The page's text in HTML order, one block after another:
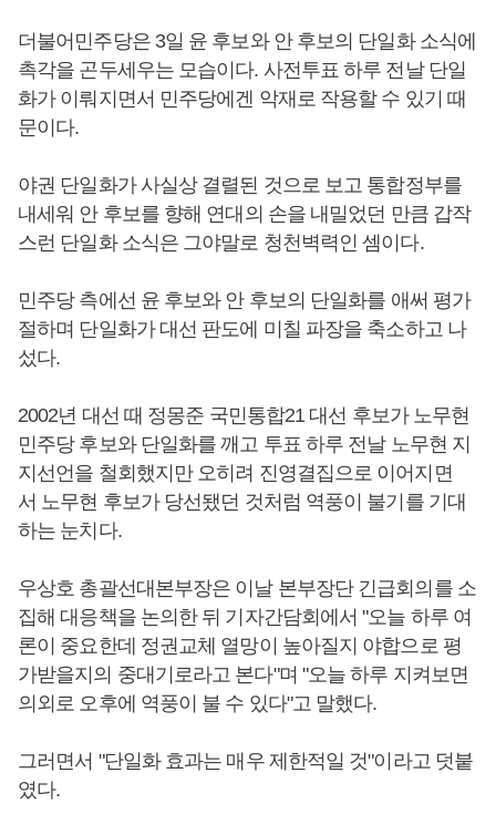
더불어민주당은 3일 윤 후보와 안 후보의 단일화 소식에
촉각을 곤두세우는 모습이다. 사전투표 하루 전날 단일
화가 이뤄지면서 민주당에겐 악재로 작용할 수 있기 때
문이다.
야권 단일화가 사실상 결렬된 것으로 보고 통합정부를
내세워 안 후보를 향해 연대의 손을 내밀었던 만큼 갑작
스런 단일화 소식은 그야말로 청천벽력인 셈이다.
민주당 측에선 윤 후보와 안 후보의 단일화를 애써 평가
절하며 단일화가 대선 판도에 미칠 파장을 축소하고 나
섰다.
2002년 대선 때 정몽준 국민통합21 대선 후보가 노무현
민주당 후보와 단일화를 깨고 투표 하루 전날 노무현 지
지선언을 철회했지만 오히려 진영결집으로 이어지면
서 노무현 후보가 당선됐던 것처럼 역풍이 불기를 기대
하는 눈치다.
우상호 총괄선대본부장은 이날 본부장단 긴급회의를 소
집해 대응책을 논의한 뒤 기자간담회에서 "오늘 하루 여
론이 중요한데 정권교체 열망이 높아질지 야합으로 평
가받을지의 중대기로라고 본다"며 "오늘 하루 지켜보면
의외로 오후에 역풍이 불 수 있다"고 말했다.
그러면서 "단일화 효과는 매우 제한적일 것"이라고 덧붙
였다.